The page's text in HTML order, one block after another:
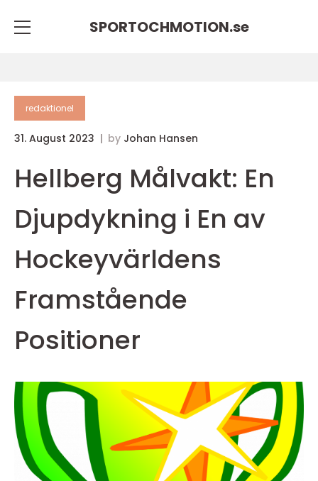
SPORTOCHMOTION.se
redaktionel
31. August 2023 by Johan Hansen
Hellberg Målvakt: En
Djupdykning i En av
Hockeyvärldens
Framstående
Positioner